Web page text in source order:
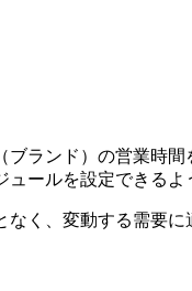
ランド）の営業時
ールを設定できるよ
く、変動する需要に